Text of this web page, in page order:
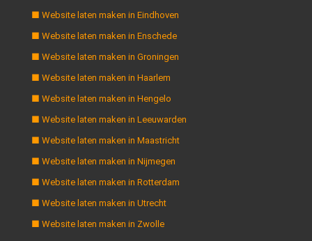
■ Website laten maken in Eindhoven
■ Website laten maken in Enschede
■ Website laten maken in Groningen
■ Website laten maken in Haarlem
■ Website laten maken in Hengelo
■ Website laten maken in Leeuwarden
■ Website laten maken in Maastricht
■ Website laten maken in Nijmegen
■ Website laten maken in Rotterdam
■ Website laten maken in Utrecht
■ Website laten maken in Zwolle